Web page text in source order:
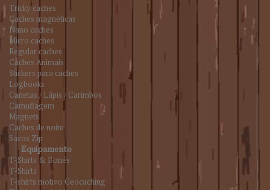
Tricky caches
Caches magnéticas
Nano caches
Micro caches
Regular caches
Caches Animais
Stickers para caches
Logbooks
Canetas / Lápis / Carimbos
Camuflagem
Magnets
Caches de noite
Sacos Zip
Equipamento
T-Shirts & Bonés
T-Shirts
T-shirts motivo Geocaching